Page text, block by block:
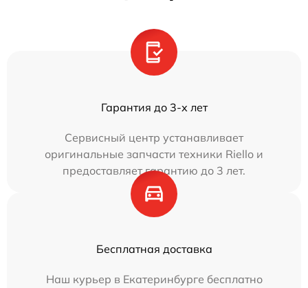
Гарантия до 3-х лет
Сервисный центр устанавливает
оригинальные запчасти техники Riello и
предоставляет гарантию до 3 лет.
Бесплатная доставка
Наш курьер в Екатеринбурге бесплатно